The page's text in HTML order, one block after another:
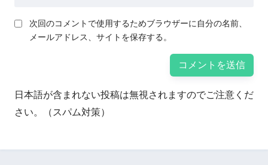
次回のコメントで使用するためブラウザーに自分の名前、
メールアドレス、サイトを保存する。
日本語が含まれない投稿は無視されますのでご注意くだ
さい。（スパム対策）